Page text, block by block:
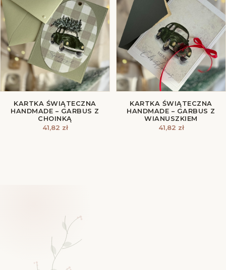
KARTKA ŚWIĄTECZNA
HANDMADE – GARBUS Z
CHOINKĄ
41,82 zł
KARTKA ŚWIĄTECZNA
HANDMADE – GARBUS Z
WIANUSZKIEM
41,82 zł